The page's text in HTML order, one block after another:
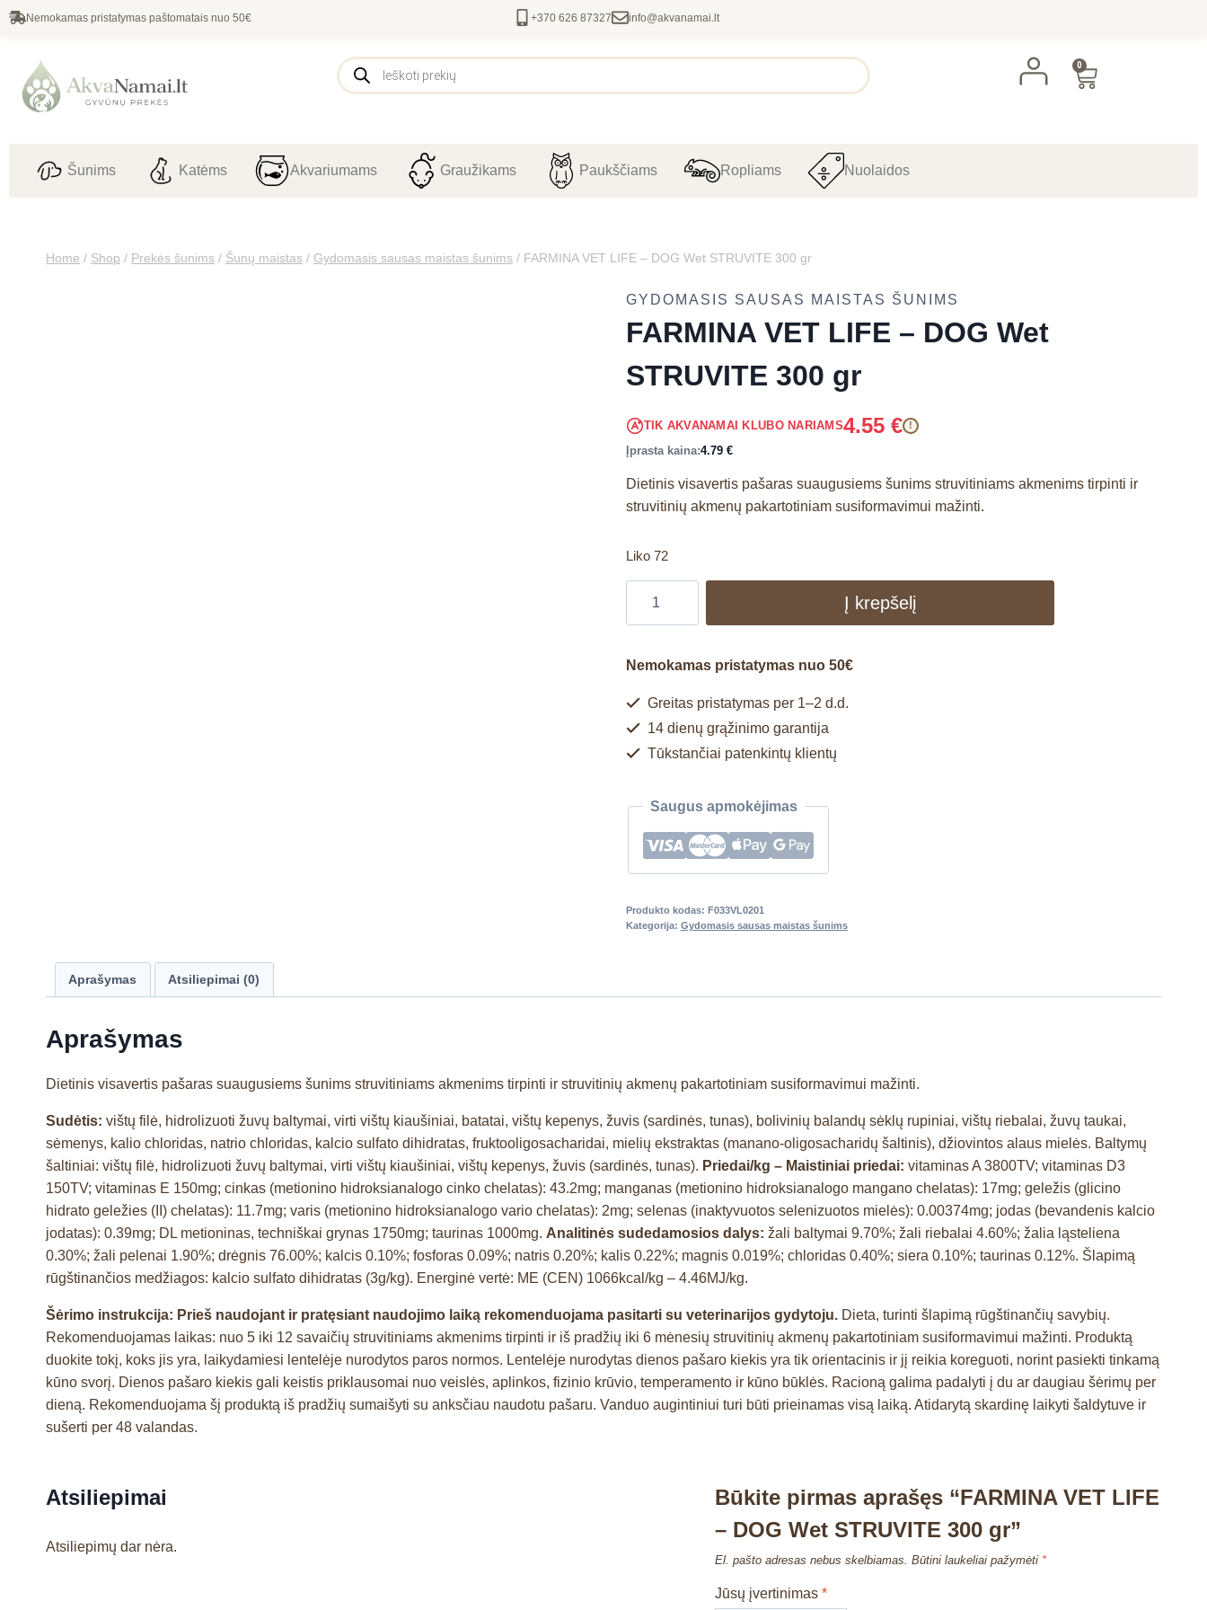
Nemokamas pristatymas paštomatais nuo 50€ +370 626 87327 info@akvanamai.lt
0
Šunims Katėms Akvariumams Graužikams Paukščiams Ropliams Nuolaidos
Home / Shop / Prekės šunims / Šunų maistas / Gydomasis sausas maistas šunims / FARMINA VET LIFE – DOG Wet STRUVITE 300 gr
GYDOMASIS SAUSAS MAISTAS ŠUNIMS
FARMINA VET LIFE – DOG Wet
STRUVITE 300 gr
TIK AKVANAMAI KLUBO NARIAMS4.55 € !
Įprasta kaina:4.79 €
Dietinis visavertis pašaras suaugusiems šunims struvitiniams akmenims tirpinti ir
struvitinių akmenų pakartotiniam susiformavimui mažinti.
Liko 72
Į krepšelį
Nemokamas pristatymas nuo 50€
Greitas pristatymas per 1–2 d.d.
14 dienų grąžinimo garantija
Tūkstančiai patenkintų klientų
Saugus apmokėjimas
Produkto kodas: F033VL0201
Kategorija: Gydomasis sausas maistas šunims
Aprašymas Atsiliepimai (0)
Aprašymas
Dietinis visavertis pašaras suaugusiems šunims struvitiniams akmenims tirpinti ir struvitinių akmenų pakartotiniam susiformavimui mažinti.
Sudėtis: vištų filė, hidrolizuoti žuvų baltymai, virti vištų kiaušiniai, batatai, vištų kepenys, žuvis (sardinės, tunas), bolivinių balandų sėklų rupiniai, vištų riebalai, žuvų taukai,
sėmenys, kalio chloridas, natrio chloridas, kalcio sulfato dihidratas, fruktooligosacharidai, mielių ekstraktas (manano-oligosacharidų šaltinis), džiovintos alaus mielės. Baltymų
šaltiniai: vištų filė, hidrolizuoti žuvų baltymai, virti vištų kiaušiniai, vištų kepenys, žuvis (sardinės, tunas). Priedai/kg – Maistiniai priedai: vitaminas A 3800TV; vitaminas D3
150TV; vitaminas E 150mg; cinkas (metionino hidroksianalogo cinko chelatas): 43.2mg; manganas (metionino hidroksianalogo mangano chelatas): 17mg; geležis (glicino
hidrato geležies (II) chelatas): 11.7mg; varis (metionino hidroksianalogo vario chelatas): 2mg; selenas (inaktyvuotos selenizuotos mielės): 0.00374mg; jodas (bevandenis kalcio
jodatas): 0.39mg; DL metioninas, techniškai grynas 1750mg; taurinas 1000mg. Analitinės sudedamosios dalys: žali baltymai 9.70%; žali riebalai 4.60%; žalia ląsteliena
0.30%; žali pelenai 1.90%; drėgnis 76.00%; kalcis 0.10%; fosforas 0.09%; natris 0.20%; kalis 0.22%; magnis 0.019%; chloridas 0.40%; siera 0.10%; taurinas 0.12%. Šlapimą
rūgštinančios medžiagos: kalcio sulfato dihidratas (3g/kg). Energinė vertė: ME (CEN) 1066kcal/kg – 4.46MJ/kg.
Šėrimo instrukcija: Prieš naudojant ir pratęsiant naudojimo laiką rekomenduojama pasitarti su veterinarijos gydytoju. Dieta, turinti šlapimą rūgštinančių savybių.
Rekomenduojamas laikas: nuo 5 iki 12 savaičių struvitiniams akmenims tirpinti ir iš pradžių iki 6 mėnesių struvitinių akmenų pakartotiniam susiformavimui mažinti. Produktą
duokite tokį, koks jis yra, laikydamiesi lentelėje nurodytos paros normos. Lentelėje nurodytas dienos pašaro kiekis yra tik orientacinis ir jį reikia koreguoti, norint pasiekti tinkamą
kūno svorį. Dienos pašaro kiekis gali keistis priklausomai nuo veislės, aplinkos, fizinio krūvio, temperamento ir kūno būklės. Racioną galima padalyti į du ar daugiau šėrimų per
dieną. Rekomenduojama šį produktą iš pradžių sumaišyti su anksčiau naudotu pašaru. Vanduo augintiniui turi būti prieinamas visą laiką. Atidarytą skardinę laikyti šaldytuve ir
sušerti per 48 valandas.
Atsiliepimai
Atsiliepimų dar nėra.
Būkite pirmas aprašęs “FARMINA VET LIFE
– DOG Wet STRUVITE 300 gr”
El. pašto adresas nebus skelbiamas. Būtini laukeliai pažymėti *
Jūsų įvertinimas*